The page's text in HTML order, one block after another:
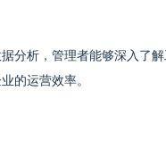
分析，管理者能够深入了
的运营效率。